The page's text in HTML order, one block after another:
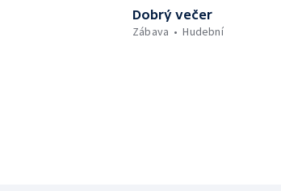
Dobrý večer
Zábava
Hudební